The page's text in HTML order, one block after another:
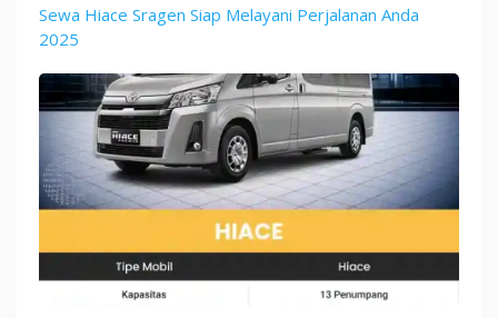
Sewa Hiace Sragen Siap Melayani Perjalanan Anda
2025